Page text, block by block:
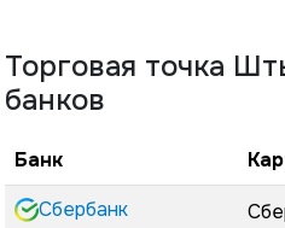
Торговая точка
банков
Банк
Сбербанк